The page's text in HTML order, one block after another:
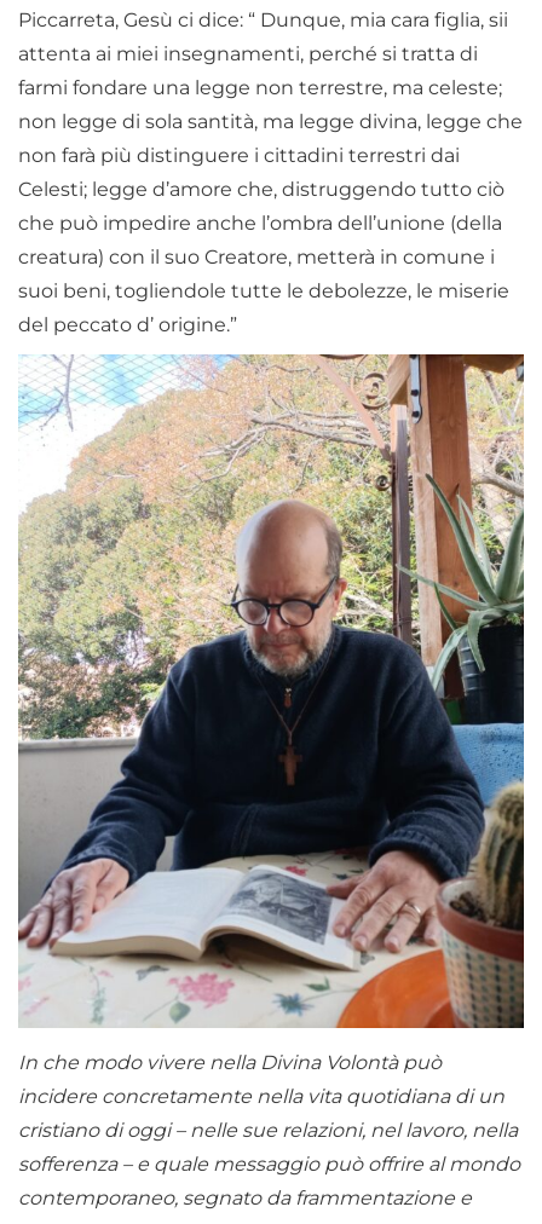
Piccarreta, Gesù ci dice: “ Dunque, mia cara figlia, sii
attenta ai miei insegnamenti, perché si tratta di
farmi fondare una legge non terrestre, ma celeste;
non legge di sola santità, ma legge divina, legge che
non farà più distinguere i cittadini terrestri dai
Celesti; legge d’amore che, distruggendo tutto ciò
che può impedire anche l’ombra dell’unione (della
creatura) con il suo Creatore, metterà in comune i
suoi beni, togliendole tutte le debolezze, le miserie
del peccato d’ origine.”
In che modo vivere nella Divina Volontà può
incidere concretamente nella vita quotidiana di un
cristiano di oggi – nelle sue relazioni, nel lavoro, nella
sofferenza – e quale messaggio può offrire al mondo
contemporaneo, segnato da frammentazione e